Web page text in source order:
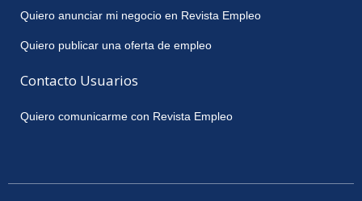
Quiero anunciar mi negocio en Revista Empleo
Quiero publicar una oferta de empleo
Contacto Usuarios
Quiero comunicarme con Revista Empleo